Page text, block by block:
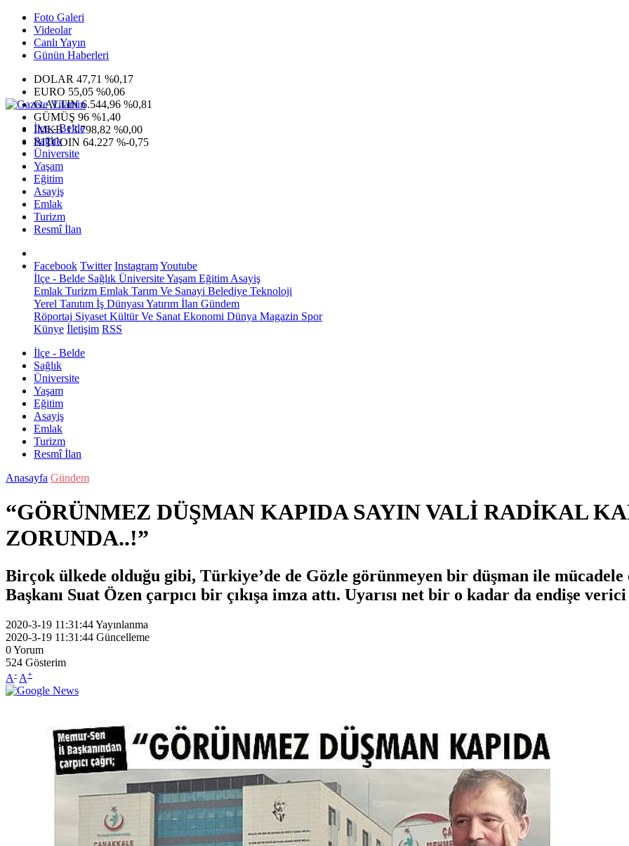
Foto Galeri
Videolar
Canlı Yayın
Günün Haberleri
DOLAR 47,71 %0,17
EURO 55,05 %0,06
G.ALTIN6.544,96 %0,81
GÜMÜŞ 96 %1,40
IMKB13.798,82 %0,00
BITCOIN 64.227 %-0,75
İlçe - Belde
Sağlık
Üniversite
Yaşam
Eğitim
Asayiş
Emlak
Turizm
Resmî İlan
Facebook Twitter InstagramYoutube
İlçe - Belde Sağlık ÜniversiteYaşam Eğitim Asayiş
Emlak Turizm Emlak Tarım Ve Sanayi Belediye Teknoloji
Yerel Tanıtım İş Dünyası Yatırım İlan Gündem
Röportaj Siyaset Kültür Ve Sanat Ekonomi Dünya Magazin Spor
Künye İletişim RSS
İlçe - Belde
Sağlık
Üniversite
Yaşam
Eğitim
Asayiş
Emlak
Turizm
Resmî İlan
Anasayfa Gündem
“GÖRÜNMEZ DÜŞMAN KAPIDA SAYIN VALİ RADİKAL
ZORUNDA..!”
Birçok ülkede olduğu gibi, Türkiye’de de Gözle görünmeyen bir düşman ile
Başkanı Suat Özen çarpıcı bir çıkışa imza attı. Uyarısı net bir o kadar da endişe
2020-3-19 11:31:44Yayınlanma
2020-3-19 11:31:44 Güncelleme
0Yorum
524 Gösterim
A- A+